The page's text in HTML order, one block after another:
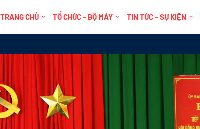
TRANG CHỦ TỔ CHỨC – BỘ MÁY TIN TỨC – SỰ KIỆN